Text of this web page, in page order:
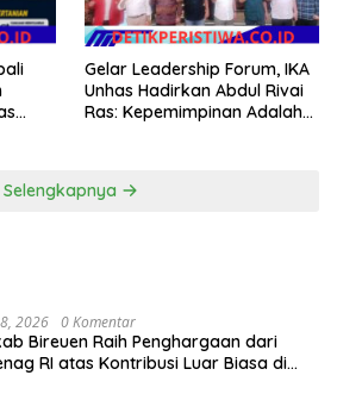
Gelar Leadership Forum, IKA
Unhas Hadirkan Abdul Rivai
Ras: Kepemimpinan Adalah
Selengkapnya
2026 0 Komentar
Bireuen Raih Penghargaan dari
RI atas Kontribusi Luar Biasa di